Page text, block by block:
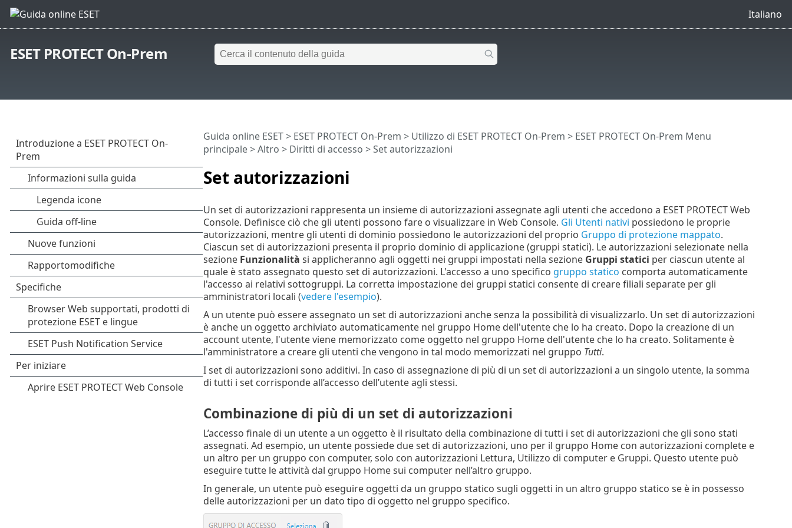
Italiano
ESET PROTECT On-Prem
Set autorizzazioni
Guida online ESET> ESET PROTECT On-Prem > Utilizzo di ESET PROTECT On-Prem > ESET PROTECT On-Prem Menu
principale>Altro > Diritti di accesso > Set autorizzazioni
Un set di autorizzazioni rappresenta un insieme di autorizzazioni assegnate agli utenti che accedono a ESET PROTECT Web
Console. Definisce ciò che gli utenti possono fare o visualizzare in Web Console. Gli Utenti nativi possiedono le proprie
autorizzazioni, mentre gli utenti di dominio possiedono le autorizzazioni del proprio Gruppo di protezione mappato.
Ciascun set di autorizzazioni presenta il proprio dominio di applicazione (gruppi statici). Le autorizzazioni selezionate nella
sezione Funzionalità si applicheranno agli oggetti nei gruppi impostati nella sezione Gruppi statici per ciascun utente al
quale è stato assegnato questo set di autorizzazioni. L'accesso a uno specifico gruppo statico comporta automaticamente
l'accesso ai relativi sottogruppi. La corretta impostazione dei gruppi statici consente di creare filiali separate per gli
amministratori locali (vedere l'esempio).
A un utente può essere assegnato un set di autorizzazioni anche senza la possibilità di visualizzarlo. Un set di autorizzazioni
è anche un oggetto archiviato automaticamente nel gruppo Home dell'utente che lo ha creato. Dopo la creazione di un
account utente, l'utente viene memorizzato come oggetto nel gruppo Home dell'utente che lo ha creato. Solitamente è
l'amministratore a creare gli utenti che vengono in tal modo memorizzati nel gruppo Tutti.
I set di autorizzazioni sono additivi. In caso di assegnazione di più di un set di autorizzazioni a un singolo utente, la somma
di tutti i set corrisponde all’accesso dell’utente agli stessi.
Combinazione di più di un set di autorizzazioni
L’accesso finale di un utente a un oggetto è il risultato della combinazione di tutti i set di autorizzazioni che gli sono stati
assegnati. Ad esempio, un utente possiede due set di autorizzazioni, uno per il gruppo Home con autorizzazioni complete e
un altro per un gruppo con computer, solo con autorizzazioni Lettura, Utilizzo di computer e Gruppi. Questo utente può
eseguire tutte le attività dal gruppo Home sui computer nell’altro gruppo.
In generale, un utente può eseguire oggetti da un gruppo statico sugli oggetti in un altro gruppo statico se è in possesso
delle autorizzazioni per un dato tipo di oggetto nel gruppo specifico.